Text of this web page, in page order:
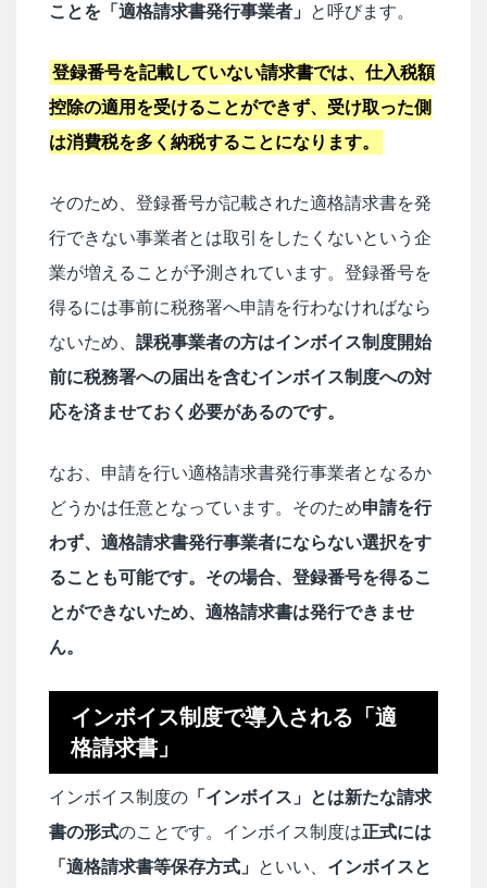
ことを「適格請求書発行事業者」 と呼びます。
登録番号を記載していない請求書では、仕入税額
控除の適用を受けることができず、受け取った側
は消費税を多く納税することになります。
そのため、登録番号が記載された適格請求書を発
行できない事業者とは取引をしたくないという企
業が増えることが予測されています。登録番号を
得るには事前に税務署へ申請を行わなければなら
ないため、 課税事業者の方はインボイス制度開始
前に税務署への届出を含むインボイス制度への対
応を済ませておく必要があるのです。
なお、申請を行い適格請求書発行事業者となるか
どうかは任意となっています。そのため申請を行
わず、適格請求書発行事業者にならない選択をす
ることも可能です。その場合、登録番号を得るこ
とができないため、適格請求書は発行できませ
ん。
インボイス制度で導入される「適
格請求書」
インボイス制度の 「インボイス」とは新たな請求
書の形式のことです。インボイス制度は正式には
「適格請求書等保存方式」 といい、 インボイスと